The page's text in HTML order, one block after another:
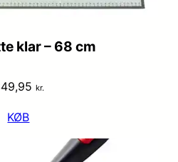
klar – 68 cm
kr.
KØB